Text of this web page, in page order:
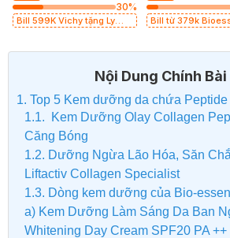
30%
Bill 599K Vichy tặng Ly
Bill từ 379k
Nội Dung Chính
1. Top 5 Kem dưỡng da chứa
1.1. Kem Dưỡng Olay Collagen
Căng Bóng
1.2. Dưỡng Ngừa Lão Hóa, Săn
Liftactiv Collagen Specialist
1.3. Dòng kem dưỡng của Bio-
a) Kem Dưỡng Làm Sáng Da Ban
Whitening Day Cream SPF20 PA ++